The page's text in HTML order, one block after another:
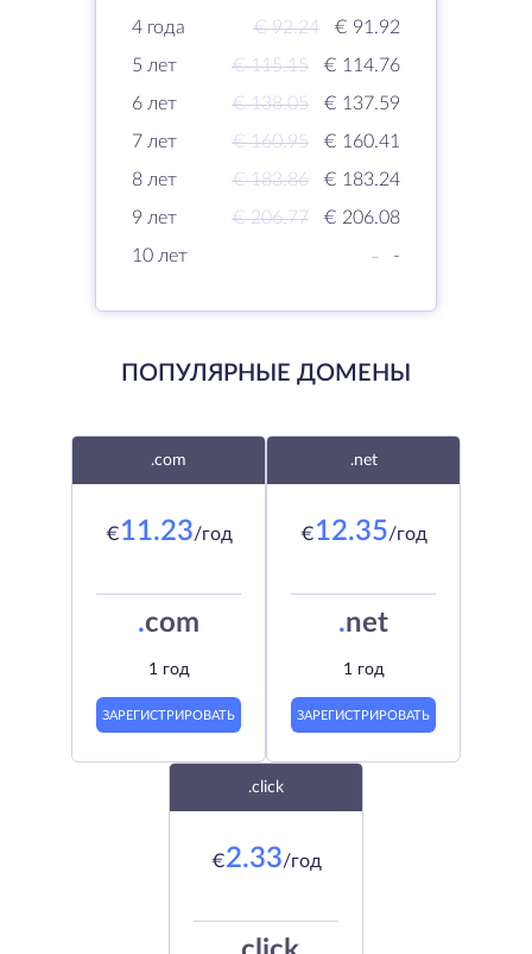
4 года
€ 92.24
€ 91.92
5 лет
€ 115.15
€ 114.76
6 лет
€ 138.05
€ 137.59
7 лет
€ 160.95
€ 160.41
8 лет
€ 183.86
€ 183.24
9 лет
€ 206.77
€ 206.08
10 лет
- -
ПОПУЛЯРНЫЕ ДОМЕНЫ
.com
€11.23/год
.com
1 год
ЗАРЕГИСТРИРОВАТЬ
.net
€12.35/год
.net
1 год
ЗАРЕГИСТРИРОВАТЬ
.click
€2.33/год